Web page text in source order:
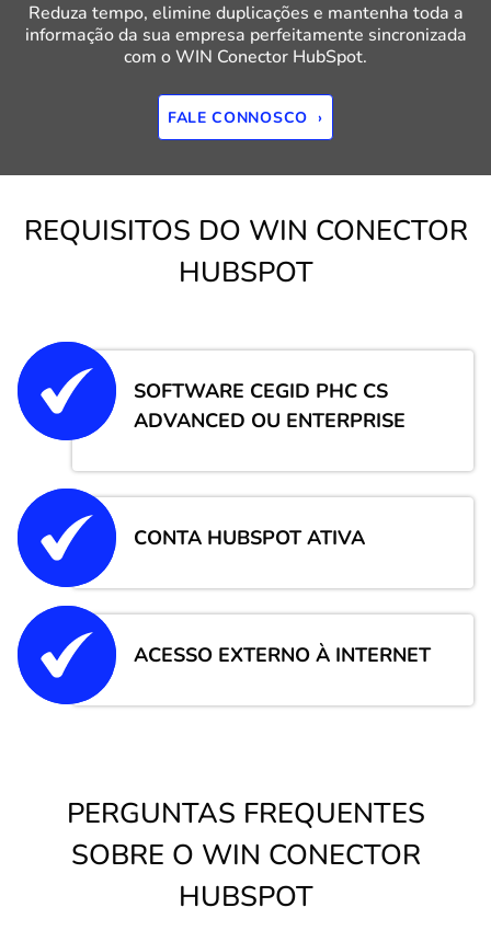
Reduza tempo, elimine duplicações e mantenha toda a
informação da sua empresa perfeitamente sincronizada
com o WIN Conector HubSpot.
FALE CONNOSCO ›
REQUISITOS DO WIN CONECTOR
HUBSPOT
SOFTWARE CEGID PHC CS
ADVANCED OU ENTERPRISE
CONTA HUBSPOT ATIVA
ACESSO EXTERNO À INTERNET
PERGUNTAS FREQUENTES
SOBRE O WIN CONECTOR
HUBSPOT